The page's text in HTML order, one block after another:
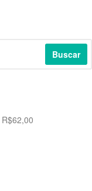
Buscar
R$62,00